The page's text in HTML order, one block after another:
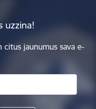
uzzina!
citus jaunumus sava e-